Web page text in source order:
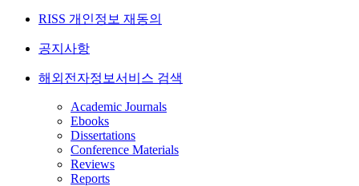
RISS 개인정보 재동의
공지사항
해외전자정보서비스 검색
Academic Journals
Ebooks
Dissertations
Conference Materials
Reviews
Reports